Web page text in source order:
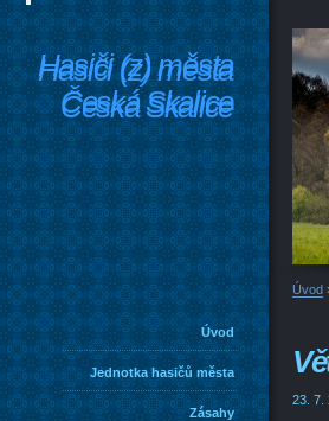
Hasiči (z) města
Česká Skalice
Hasiči (z) města
Česká Skalice
Úvod
Jednotka hasičů města
Zásahy
Úvod
23. 7.